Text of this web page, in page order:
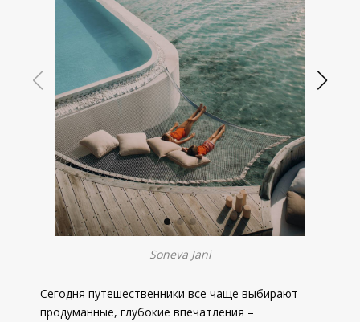
Soneva Jani
Сегодня путешественники все чаще выбирают
продуманные, глубокие впечатления –